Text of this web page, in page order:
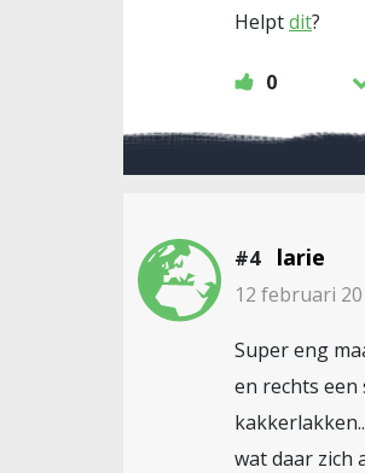
Helptdit?
0
#4 larie
12 februari
Super eng
en rechts
wat daar zich